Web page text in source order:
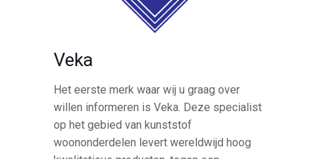
Veka
Het eerste merk waar wij u graag over
willen informeren is Veka. Deze specialist
op het gebied van kunststof
woononderdelen levert wereldwijd hoog